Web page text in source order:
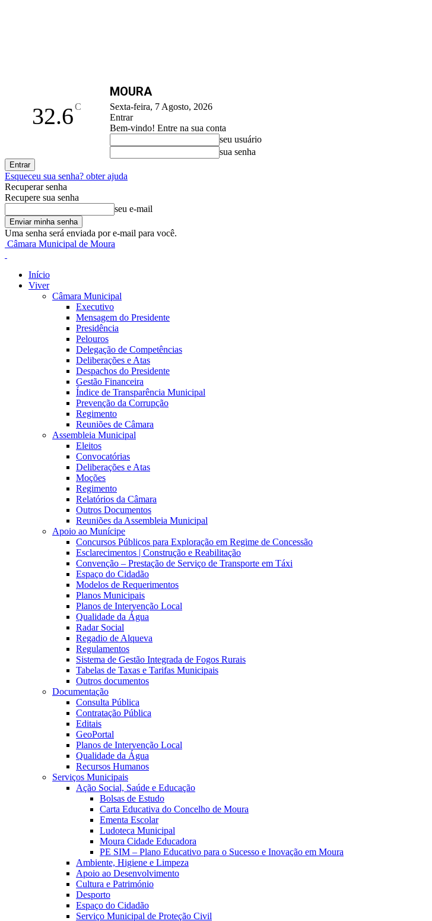
32.6C
MOURA
Sexta-feira, 7 Agosto, 2026
Entrar
Bem-vindo! Entre na sua conta
seu usuário
sua senha
Esqueceu sua senha? obter ajuda
Recuperar senha
Recupere sua senha
seu e-mail
Uma senha será enviada por e-mail para você.
Câmara Municipal de Moura
Início
Viver
Câmara Municipal
Executivo
Mensagem do Presidente
Presidência
Pelouros
Delegação de Competências
Deliberações e Atas
Despachos do Presidente
Gestão Financeira
Índice de Transparência Municipal
Prevenção da Corrupção
Regimento
Reuniões de Câmara
Assembleia Municipal
Eleitos
Convocatórias
Deliberações e Atas
Moções
Regimento
Relatórios da Câmara
Outros Documentos
Reuniões da Assembleia Municipal
Apoio ao Munícipe
Concursos Públicos para Exploração em Regime de Concessão
Esclarecimentos | Construção e Reabilitação
Convenção – Prestação de Serviço de Transporte em Táxi
Espaço do Cidadão
Modelos de Requerimentos
Planos Municipais
Planos de Intervenção Local
Qualidade da Água
Radar Social
Regadio de Alqueva
Regulamentos
Sistema de Gestão Integrada de Fogos Rurais
Tabelas de Taxas e Tarifas Municipais
Outros documentos
Documentação
Consulta Pública
Contratação Pública
Editais
GeoPortal
Planos de Intervenção Local
Qualidade da Água
Recursos Humanos
Serviços Municipais
Ação Social, Saúde e Educação
Bolsas de Estudo
Carta Educativa do Concelho de Moura
Ementa Escolar
Ludoteca Municipal
Moura Cidade Educadora
PE SIM – Plano Educativo para o Sucesso e Inovação em Moura
Ambiente, Higiene e Limpeza
Apoio ao Desenvolvimento
Cultura e Património
Desporto
Espaço do Cidadão
Serviço Municipal de Proteção Civil